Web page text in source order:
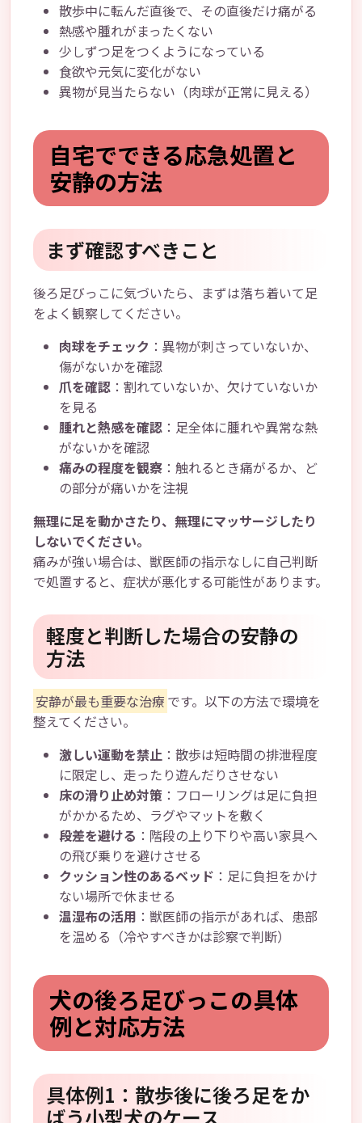
散歩中に転んだ直後で、その直後だけ痛がる
熱感や腫れがまったくない
少しずつ足をつくようになっている
食欲や元気に変化がない
異物が見当たらない（肉球が正常に見える）
自宅でできる応急処置と
安静の方法
まず確認すべきこと
後ろ足びっこに気づいたら、まずは落ち着いて足
をよく観察してください。
肉球をチェック ：異物が刺さっていないか、
傷がないかを確認
爪を確認 ：割れていないか、欠けていないか
を見る
腫れと熱感を確認 ：足全体に腫れや異常な熱
がないかを確認
痛みの程度を観察 ：触れるとき痛がるか、ど
の部分が痛いかを注視
無理に足を動かさたり、無理にマッサージしたり
しないでください。
痛みが強い場合は、獣医師の指示なしに自己判断
で処置すると、症状が悪化する可能性があります。
軽度と判断した場合の安静の
方法
安静が最も重要な治療 です。以下の方法で環境を
整えてください。
激しい運動を禁止 ：散歩は短時間の排泄程度
に限定し、走ったり遊んだりさせない
床の滑り止め対策 ：フローリングは足に負担
がかかるため、ラグやマットを敷く
段差を避ける ：階段の上り下りや高い家具へ
の飛び乗りを避けさせる
クッション性のあるベッド ：足に負担をかけ
ない場所で休ませる
温湿布の活用 ：獣医師の指示があれば、患部
を温める（冷やすべきかは診察で判断）
犬の後ろ足びっこの具体
例と対応方法
具体例1：散歩後に後ろ足をか
ばう小型犬のケース